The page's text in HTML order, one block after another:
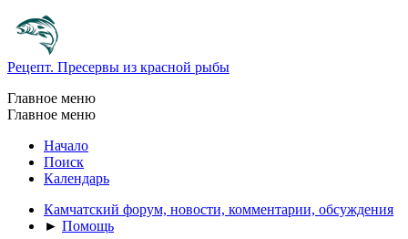
Рецепт. Пресервы из красной рыбы
Главное меню
Главное меню
Начало
Поиск
Календарь
Камчатский форум, новости, комментарии, обсуждения
► Помощь